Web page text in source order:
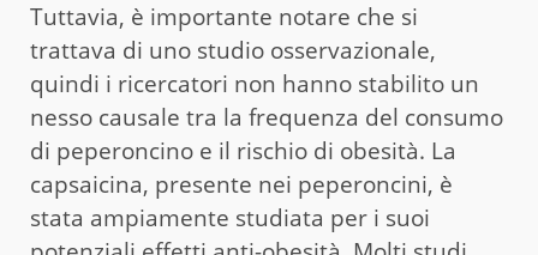
Tuttavia, è importante notare che si
trattava di uno studio osservazionale,
quindi i ricercatori non hanno stabilito un
nesso causale tra la frequenza del consumo
di peperoncino e il rischio di obesità. La
capsaicina, presente nei peperoncini, è
stata ampiamente studiata per i suoi